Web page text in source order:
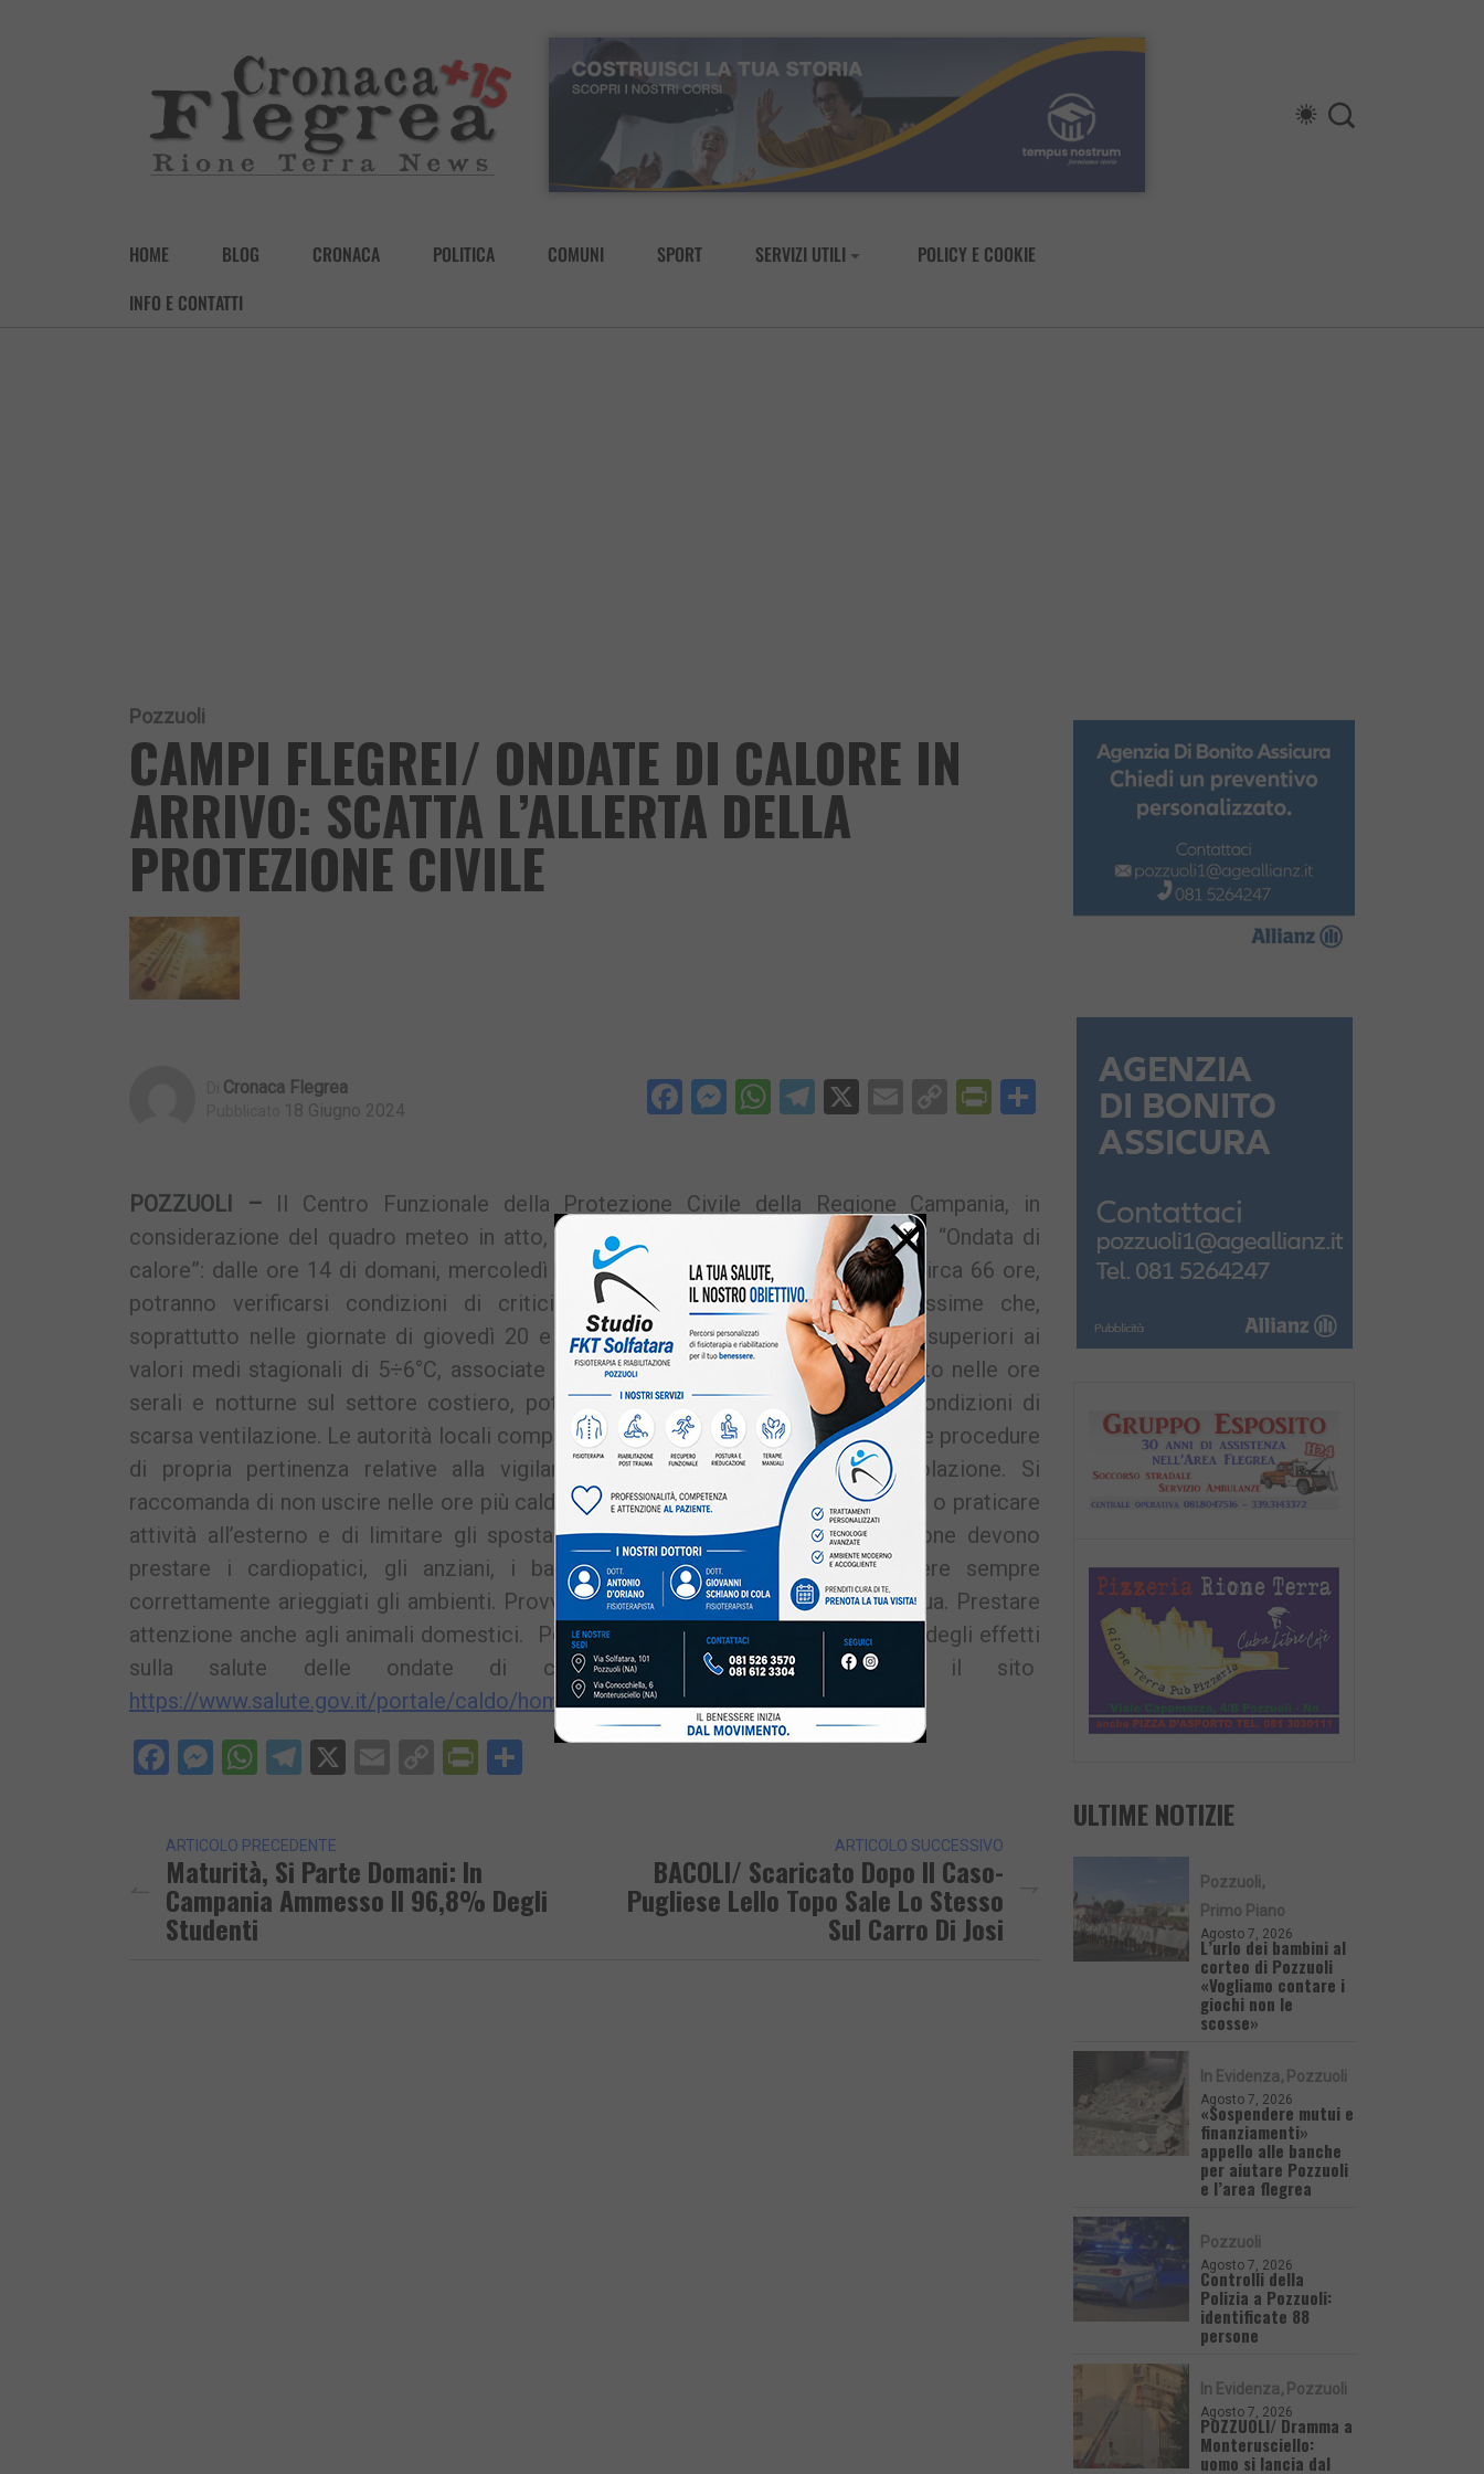
HOME BLOG CRONACA POLITICA COMUNI SPORT SERVIZI UTILI
POLICY E COOKIE
INFO E CONTATTI
Pozzuoli
CAMPI FLEGREI/ ONDATE DI CALORE IN
ARRIVO: SCATTA L’ALLERTA DELLA
PROTEZIONE CIVILE
Cronaca Flegrea
18 Giugno 2024 Facebook
Messenger
WhatsApp
Telegram
X EmailCopyPrintFriendly
Condividi
POZZUOLI – Il Centro Funzionale della Protezione Civile della Regione Campania, in
considerazione del quadro meteo in atto, ha emanato un avviso di criticità per “Ondata di
calore”: dalle ore 14 di domani, mercoledì 19 giugno 2024, e per una durata di circa 66 ore,
potranno verificarsi condizioni di criticità. Sono previste temperature massime che,
soprattutto nelle giornate di giovedì 20 e venerdì 21 giugno, potranno essere superiori ai
valori medi stagionali di 5÷6°C, associate ad un tasso di umidità che, soprattutto nelle ore
serali e notturne sul settore costiero, potrà superare anche il 60÷70% e in condizioni di
scarsa ventilazione. Le autorità locali competenti sono invitate a porre in essere le procedure
di propria pertinenza relative alla vigilanza per le fasce fragili della popolazione. Si
raccomanda di non uscire nelle ore più calde della giornata, di non esporsi al sole o praticare
attività all’esterno e di limitare gli spostamenti con l’auto. Particolare attenzione devono
prestare i cardiopatici, gli anziani, i bambini e i soggetti a rischio. Tenere sempre
correttamente arieggiati gli ambienti. Provvedere a tenersi idratati bevendo acqua. Prestare
attenzione anche agli animali domestici. Per approfondimenti sulla prevenzione degli effetti
sulla salute delle ondate di calore è possibile consultare il sito
https://www.salute.gov.it/portale/caldo/homeCaldo.jsp
Facebook
Messenger
WhatsApp
Telegram
X EmailCopyPrintFriendly
Condividi
ARTICOLO PRECEDENTE
Maturità, Si Parte Domani: In
Campania Ammesso Il 96,8% Degli
Studenti
ARTICOLO SUCCESSIVO
BACOLI/ Scaricato Dopo Il Caso-
Pugliese Lello Topo Sale Lo Stesso
Sul Carro Di Josi
ULTIME NOTIZIE
Pozzuoli
Primo Piano
Agosto 7, 2026
L’urlo dei bambini al
corteo di Pozzuoli
«Vogliamo contare i
giochi non le
scosse»
In Evidenza Pozzuoli
Agosto 7, 2026
«Sospendere mutui e
finanziamenti»
appello alle banche
per aiutare Pozzuoli
e l’area flegrea
Pozzuoli
Agosto 7, 2026
Controlli della
Polizia a Pozzuoli:
identificate 88
persone
In Evidenza Pozzuoli
Agosto 7, 2026
POZZUOLI/ Dramma a
Monterusciello:
uomo si lancia dal
×